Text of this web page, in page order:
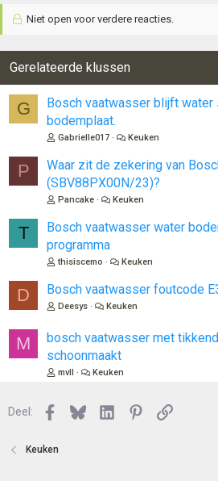
Niet open voor verdere reacties.
Gerelateerde klussen
G
Bosch vaatwasser blijft water
bodemplaat.
Gabrielle017 Keuken
P
Waar zit de zekering van
(SBV88PX00N/23)?
Pancake Keuken
T
Bosch vaatwasser water
programma
thisiscemo Keuken
D Bosch vaatwasser foutcode
Deesys Keuken
M
bosch vaatwasser met
schoonmaakt
mvll Keuken
Deel: Facebook
BlueskyLinkedInPinterest
Link
Keuken